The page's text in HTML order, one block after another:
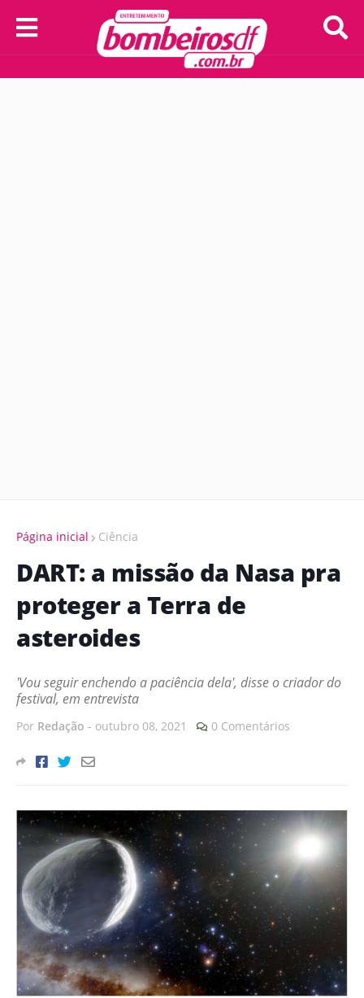
Página inicial Ciência
DART: a missão da Nasa pra
proteger a Terra de
asteroides
'Vou seguir enchendo a paciência dela', disse o criador do
festival, em entrevista
Por Redação - outubro 08, 2021 0 Comentários